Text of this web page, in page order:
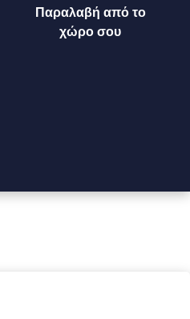
Παραλαβή από το
χώρο σου